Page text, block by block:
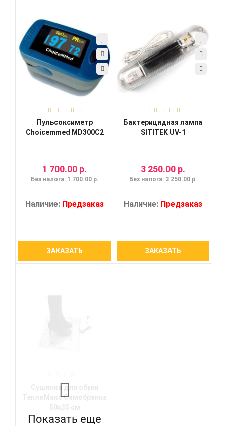
Пульсоксиметр
Choicemmed MD300C2
1 700.00 р.
Без налога: 1 700.00 р.
Наличие: Предзаказ
ЗАКАЗАТЬ
Бактерицидная лампа
SITITEK UV-1
3 250.00 р.
Без налога: 3 250.00 р.
Наличие: Предзаказ
ЗАКАЗАТЬ
ТеплоМакс Самобранка
Показать еще